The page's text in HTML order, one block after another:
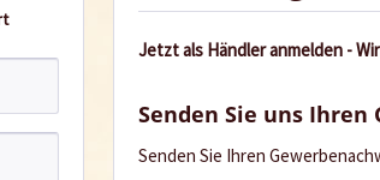
Jetzt als Händler anmelden -
Senden Sie uns Ihren
Senden Sie Ihren